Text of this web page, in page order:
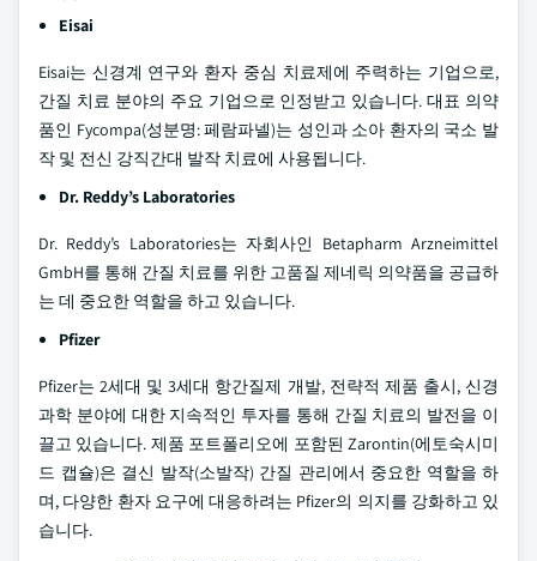
Eisai
Eisai는 신경계 연구와 환자 중심 치료제에 주력하는 기업으로,
간질 치료 분야의 주요 기업으로 인정받고 있습니다. 대표 의약
품인 Fycompa(성분명: 페람파넬)는 성인과 소아 환자의 국소 발
작 및 전신 강직간대 발작 치료에 사용됩니다.
Dr. Reddy’s Laboratories
Dr. Reddy’s Laboratories는 자회사인 Betapharm Arzneimittel
GmbH를 통해 간질 치료를 위한 고품질 제네릭 의약품을 공급하
는 데 중요한 역할을 하고 있습니다.
Pfizer
Pfizer는 2세대 및 3세대 항간질제 개발, 전략적 제품 출시, 신경
과학 분야에 대한 지속적인 투자를 통해 간질 치료의 발전을 이
끌고 있습니다. 제품 포트폴리오에 포함된 Zarontin(에토숙시미
드 캡슐)은 결신 발작(소발작) 간질 관리에서 중요한 역할을 하
며, 다양한 환자 요구에 대응하려는 Pfizer의 의지를 강화하고 있
습니다.